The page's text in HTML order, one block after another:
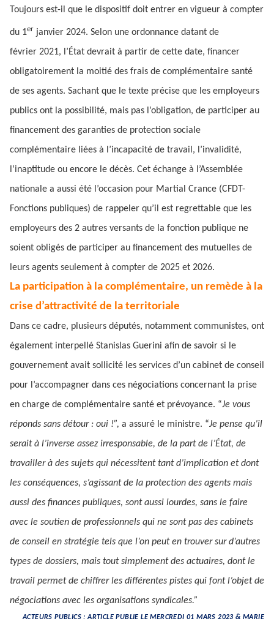
Toujours est-il que le dispositif doit entrer en vigueur à compter
du 1er janvier 2024. Selon une ordonnance datant de
février 2021, l’État devrait à partir de cette date, financer
obligatoirement la moitié des frais de complémentaire santé
de ses agents. Sachant que le texte précise que les employeurs
publics ont la possibilité, mais pas l’obligation, de participer au
financement des garanties de protection sociale
complémentaire liées à l’incapacité de travail, l’invalidité,
l’inaptitude ou encore le décès. Cet échange à l’Assemblée
nationale a aussi été l’occasion pour Martial Crance (CFDT-
Fonctions publiques) de rappeler qu’il est regrettable que les
employeurs des 2 autres versants de la fonction publique ne
soient obligés de participer au financement des mutuelles de
leurs agents seulement à compter de 2025 et 2026.
La participation à la complémentaire, un remède à la
crise d’attractivité de la territoriale
Dans ce cadre, plusieurs députés, notamment communistes, ont
également interpellé Stanislas Guerini afin de savoir si le
gouvernement avait sollicité les services d’un cabinet de conseil
pour l’accompagner dans ces négociations concernant la prise
en charge de complémentaire santé et prévoyance. “Je vous
réponds sans détour : oui !”, a assuré le ministre. “Je pense qu’il
serait à l’inverse assez irresponsable, de la part de l’État, de
travailler à des sujets qui nécessitent tant d’implication et dont
les conséquences, s’agissant de la protection des agents mais
aussi des finances publiques, sont aussi lourdes, sans le faire
avec le soutien de professionnels qui ne sont pas des cabinets
de conseil en stratégie tels que l’on peut en trouver sur d’autres
types de dossiers, mais tout simplement des actuaires, dont le
travail permet de chiffrer les différentes pistes qui font l’objet de
négociations avec les organisations syndicales.”
ACTEURS PUBLICS : ARTICLE PUBLIE LE MERCREDI 01 MARS 2023 & MARIE